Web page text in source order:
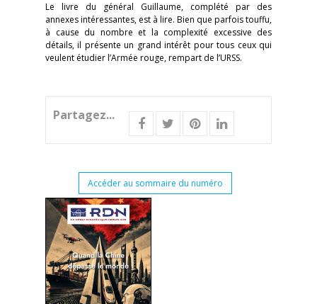
Le livre du général Guillaume, complété par des
annexes intéressantes, est à lire. Bien que parfois touffu,
à cause du nombre et la complexité excessive des
détails, il présente un grand intérêt pour tous ceux qui
veulent étudier l’Armée rouge, rempart de l’URSS.
Partagez...
Accéder au sommaire du numéro